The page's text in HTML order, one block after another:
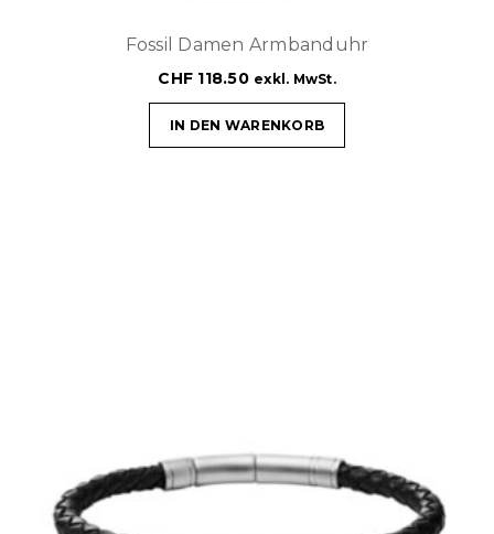
Fossil Damen Armbanduhr
CHF 118.50 exkl. MwSt.
IN DEN WARENKORB